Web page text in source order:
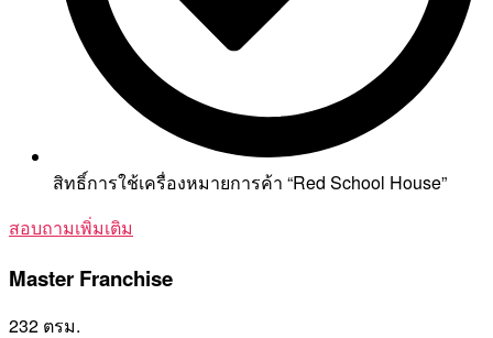
สิทธิ์การใช้เครื่องหมายการค้า “Red School House”
สอบถามเพิ่มเติม
Master Franchise
232 ตรม.